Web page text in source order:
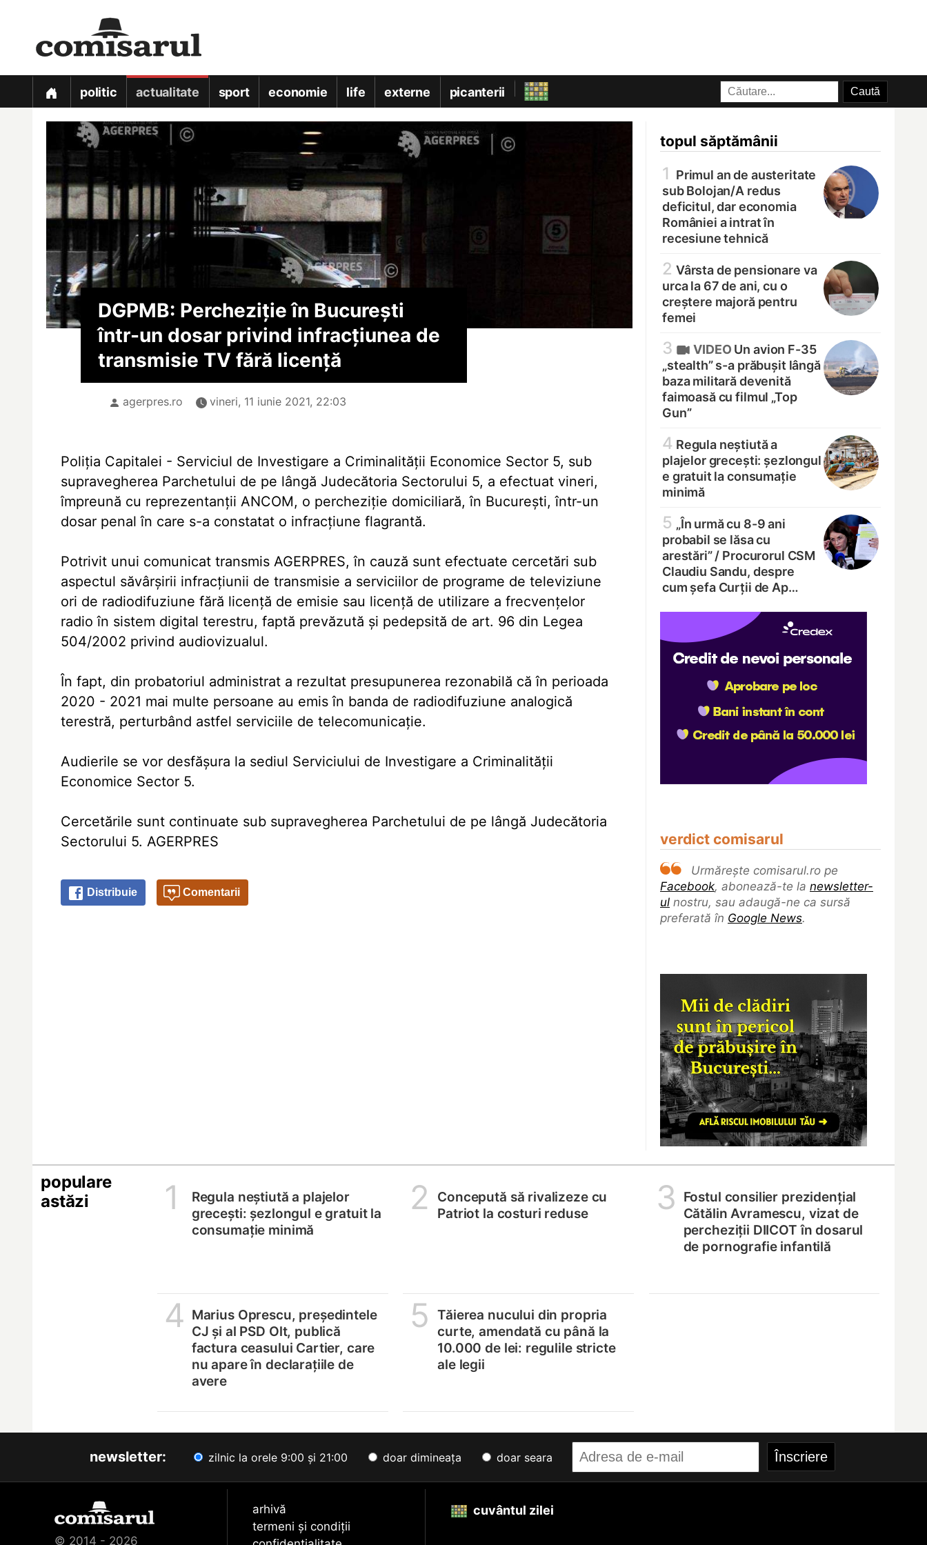
politic actualitate sport economie life externe picanterii
topul săptămânii
1
Primul an de austeritate
sub Bolojan/A redus
deficitul, dar economia
României a intrat în
recesiune tehnică
2 Vârsta de pensionare va
urca la 67 de ani, cu o
creștere majoră pentru
femei
3 VIDEO Un avion F-35
„stealth” s-a prăbușit lângă
baza militară devenită
faimoasă cu filmul „Top
Gun”
4 Regula neștiută a
plajelor grecești: șezlongul
e gratuit la consumație
minimă
5 „În urmă cu 8-9 ani
probabil se lăsa cu
arestări” / Procurorul CSM
Claudiu Sandu, despre
cum șefa Curții de Ap…
verdict comisarul
Urmărește comisarul.ro pe
Facebook, abonează-te la newsletter-
ul nostru, sau adaugă-ne ca sursă
preferată în Google News.
DGPMB: Percheziţie în Bucureşti
într-un dosar privind infracţiunea de
transmisie TV fără licenţă
agerpres.ro vineri, 11 iunie 2021, 22:03
Poliţia Capitalei - Serviciul de Investigare a Criminalităţii Economice Sector 5, sub
supravegherea Parchetului de pe lângă Judecătoria Sectorului 5, a efectuat vineri,
împreună cu reprezentanţii ANCOM, o percheziţie domiciliară, în Bucureşti, într-un
dosar penal în care s-a constatat o infracţiune flagrantă.
Potrivit unui comunicat transmis AGERPRES, în cauză sunt efectuate cercetări sub
aspectul săvârşirii infracţiunii de transmisie a serviciilor de programe de televiziune
ori de radiodifuziune fără licenţă de emisie sau licenţă de utilizare a frecvenţelor
radio în sistem digital terestru, faptă prevăzută şi pedepsită de art. 96 din Legea
504/2002 privind audiovizualul.
În fapt, din probatoriul administrat a rezultat presupunerea rezonabilă că în perioada
2020 - 2021 mai multe persoane au emis în banda de radiodifuziune analogică
terestră, perturbând astfel serviciile de telecomunicaţie.
Audierile se vor desfăşura la sediul Serviciului de Investigare a Criminalităţii
Economice Sector 5.
Cercetările sunt continuate sub supravegherea Parchetului de pe lângă Judecătoria
Sectorului 5. AGERPRES
Distribuie Comentarii
populare
astăzi
1
Regula neștiută a plajelor
grecești: șezlongul e gratuit la
consumație minimă
2
Concepută să rivalizeze cu
Patriot la costuri reduse
3
Fostul consilier prezidențial
Cătălin Avramescu, vizat de
percheziții DIICOT în dosarul
de pornografie infantilă
4 Marius Oprescu, președintele
CJ și al PSD Olt, publică
factura ceasului Cartier, care
nu apare în declarațiile de
avere
5
Tăierea nucului din propria
curte, amendată cu până la
10.000 de lei: regulile stricte
ale legii
newsletter: zilnic la orele 9:00 și 21:00 doar dimineața doar seara
© 2014 - 2026
arhivă
termeni și condiții
cuvântul zilei